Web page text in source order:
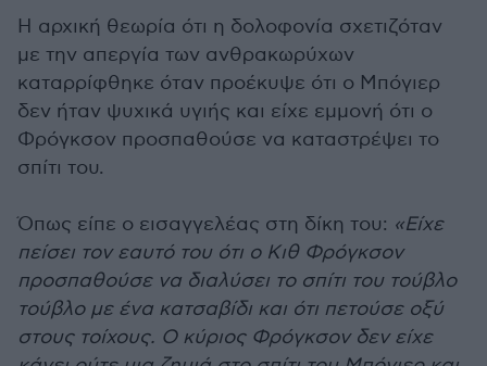
Η αρχική θεωρία ότι η δολοφονία σχετιζόταν
με την απεργία των ανθρακωρύχων
καταρρίφθηκε όταν προέκυψε ότι ο Μπόγιερ
δεν ήταν ψυχικά υγιής και είχε εμμονή ότι ο
Φρόγκσον προσπαθούσε να καταστρέψει το
σπίτι του.
Όπως είπε ο εισαγγελέας στη δίκη του: «Είχε
πείσει τον εαυτό του ότι ο Κιθ Φρόγκσον
προσπαθούσε να διαλύσει το σπίτι του τούβλο
τούβλο με ένα κατσαβίδι και ότι πετούσε οξύ
στους τοίχους. Ο κύριος Φρόγκσον δεν είχε